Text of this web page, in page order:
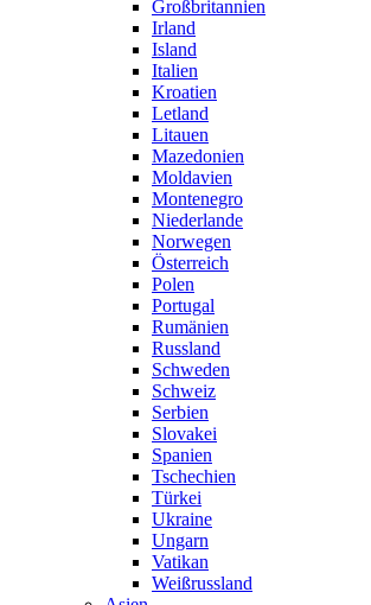
Großbritannien
Irland
Island
Italien
Kroatien
Letland
Litauen
Mazedonien
Moldavien
Montenegro
Niederlande
Norwegen
Österreich
Polen
Portugal
Rumänien
Russland
Schweden
Schweiz
Serbien
Slovakei
Spanien
Tschechien
Türkei
Ukraine
Ungarn
Vatikan
Weißrussland